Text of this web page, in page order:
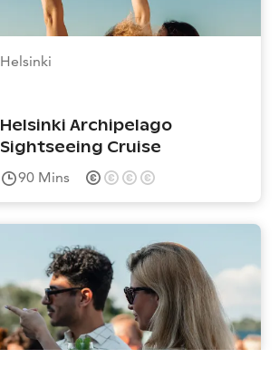
Helsinki
Helsinki Archipelago
Sightseeing Cruise
90 Mins